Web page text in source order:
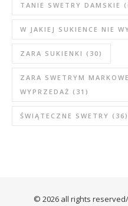
TANIE SWETRY DAMSKIE
W JAKIEJ SUKIENCE NIE
ZARA SUKIENKI (30)
ZARA SWETRYM
WYPRZEDAŻ (31)
ŚWIĄTECZNE SWETRY (36)
© 2026 all rights